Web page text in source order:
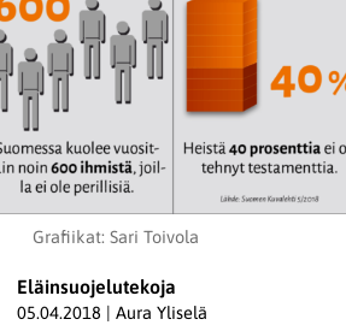
Grafiikat: Sari Toivola
Eläinsuojelutekoja
05.04.2018 | Aura Yliselä